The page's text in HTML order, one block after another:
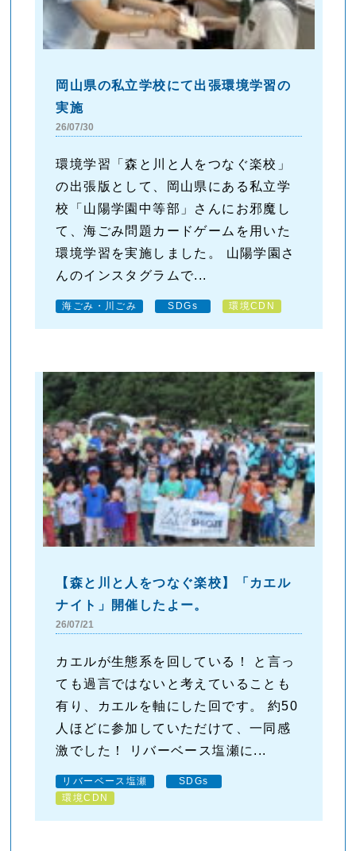
岡山県の私立学校にて出張環境学習の
実施
26/07/30
環境学習「森と川と人をつなぐ楽校」
の出張版として、岡山県にある私立学
校「山陽学園中等部」さんにお邪魔し
て、海ごみ問題カードゲームを用いた
環境学習を実施しました。 山陽学園さ
んのインスタグラムで...
海ごみ・川ごみ SDGs 環境CDN
【森と川と人をつなぐ楽校】「カエル
ナイト」開催したよー。
26/07/21
カエルが生態系を回している！ と言っ
ても過言ではないと考えていることも
有り、カエルを軸にした回です。 約50
人ほどに参加していただけて、一同感
激でした！ リバーベース塩瀬に...
リバーベース塩瀬
SDGs
環境CDN